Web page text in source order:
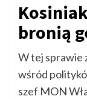
bronią
W tej sprawie
wśród
szef MON